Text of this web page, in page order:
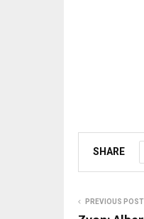
SHARE
PREVIOUS POST